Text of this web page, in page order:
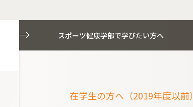
スポーツ健康学部で学びたい方へ
在学生の方へ（2019年度以前）